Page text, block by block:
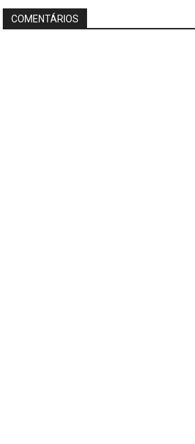
COMENTÁRIOS